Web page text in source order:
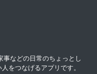
などの日常のちょっとし
をつなげるアプリです。